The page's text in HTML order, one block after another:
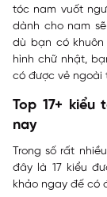
tóc nam vuốt
dành cho nam
dù bạn có
hình chữ nhật,
có được vẻ ngoài
Top 17+
nay
Trong số rất
đây là 17 kiểu
khảo ngay đế có